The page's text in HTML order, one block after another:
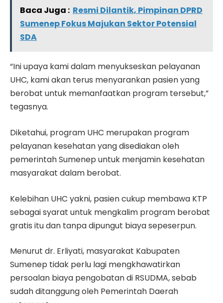
Baca Juga : Resmi Dilantik, Pimpinan DPRD
Sumenep Fokus Majukan Sektor Potensial
SDA
“Ini upaya kami dalam menyukseskan pelayanan
UHC, kami akan terus menyarankan pasien yang
berobat untuk memanfaatkan program tersebut,”
tegasnya.
Diketahui, program UHC merupakan program
pelayanan kesehatan yang disediakan oleh
pemerintah Sumenep untuk menjamin kesehatan
masyarakat dalam berobat.
Kelebihan UHC yakni, pasien cukup membawa KTP
sebagai syarat untuk mengkalim program berobat
gratis itu dan tanpa dipungut biaya sepeserpun.
Menurut dr. Erliyati, masyarakat Kabupaten
Sumenep tidak perlu lagi mengkhawatirkan
persoalan biaya pengobatan di RSUDMA, sebab
sudah ditanggung oleh Pemerintah Daerah